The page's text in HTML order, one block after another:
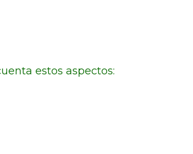
estos aspectos: